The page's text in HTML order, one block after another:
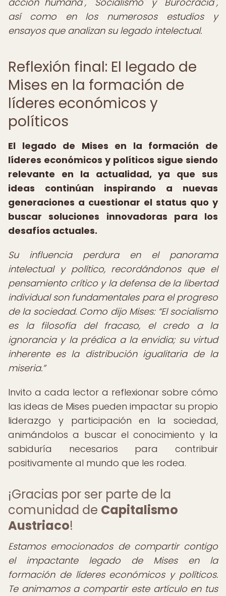
así como en los numerosos estudios y
ensayos que analizan su legado intelectual.
Reflexión final: El legado de
Mises en la formación de
líderes económicos y
políticos
El legado de Mises en la formación de
líderes económicos y políticos sigue siendo
relevante en la actualidad, ya que sus
ideas continúan inspirando a nuevas
generaciones a cuestionar el status quo y
buscar soluciones innovadoras para los
desafíos actuales.
Su influencia perdura en el panorama
intelectual y político, recordándonos que el
pensamiento crítico y la defensa de la libertad
individual son fundamentales para el progreso
de la sociedad. Como dijo Mises: El socialismo
es la filosofía del fracaso, el credo a la
ignorancia y la prédica a la envidia; su virtud
inherente es la distribución igualitaria de la
miseria.
Invito a cada lector a reflexionar sobre cómo
las ideas de Mises pueden impactar su propio
liderazgo y participación en la sociedad,
animándolos a buscar el conocimiento y la
sabiduría necesarios para contribuir
positivamente al mundo que les rodea.
¡Gracias por ser parte de la
comunidad de Capitalismo
Austriaco!
Estamos emocionados de compartir contigo
el impactante legado de Mises en la
formación de líderes económicos y políticos.
Te animamos a compartir este artículo en tus